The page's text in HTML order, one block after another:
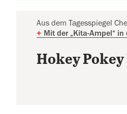
Aus dem Tagesspiegel
+ Mit der „Kita-Ampel“
Hokey